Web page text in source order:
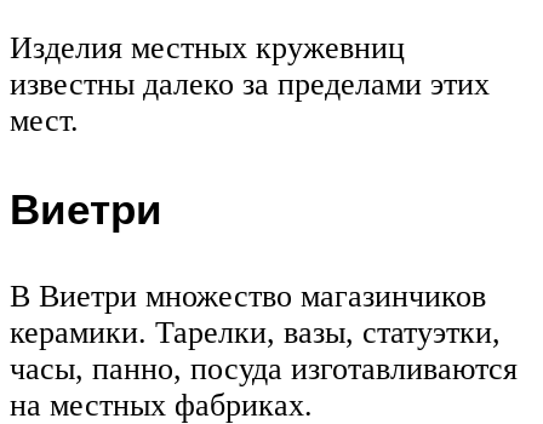
Изделия местных кружевниц
известны далеко за пределами этих
мест.
Виетри
В Виетри множество магазинчиков
керамики. Тарелки, вазы, статуэтки,
часы, панно, посуда изготавливаются
на местных фабриках.